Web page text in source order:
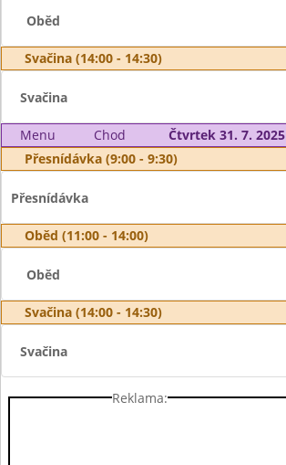
Oběd
Svačina (14:00 - 14:30)
Svačina
Menu Chod
Čtvrtek 31. 7. 2025
Přesnídávka (9:00 - 9:30)
Přesnídávka
Oběd (11:00 - 14:00)
Oběd
Svačina (14:00 - 14:30)
Svačina
Reklama: